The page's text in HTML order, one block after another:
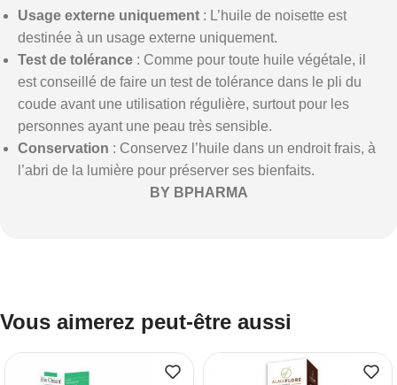
Usage externe uniquement : L’huile de noisette est
destinée à un usage externe uniquement.
Test de tolérance : Comme pour toute huile végétale, il
est conseillé de faire un test de tolérance dans le pli du
coude avant une utilisation régulière, surtout pour les
personnes ayant une peau très sensible.
Conservation : Conservez l’huile dans un endroit frais, à
l’abri de la lumière pour préserver ses bienfaits.
BY BPHARMA
Vous aimerez peut-être aussi